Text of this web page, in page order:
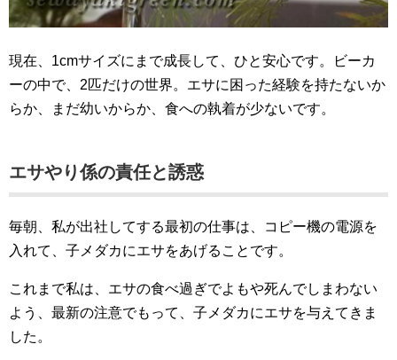
現在、1cmサイズにまで成長して、ひと安心です。ビーカ
ーの中で、2匹だけの世界。エサに困った経験を持たないか
らか、まだ幼いからか、食への執着が少ないです。
エサやり係の責任と誘惑
毎朝、私が出社してする最初の仕事は、コピー機の電源を
入れて、子メダカにエサをあげることです。
これまで私は、エサの食べ過ぎでよもや死んでしまわない
よう、最新の注意でもって、子メダカにエサを与えてきま
した。